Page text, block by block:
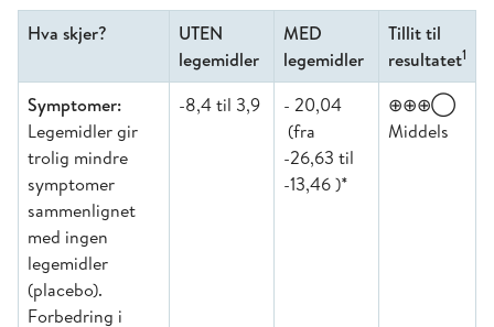
Hva skjer?
UTEN
legemidler
MED
legemidler
Tillit til
resultatet1
Symptomer:
Legemidler gir
trolig mindre
symptomer
sammenlignet
med ingen
legemidler
(placebo).
Forbedring i
-8,4 til 3,9
- 20,04
(fra
-26,63 til
-13,46 )*
⊕⊕⊕◯
Middels